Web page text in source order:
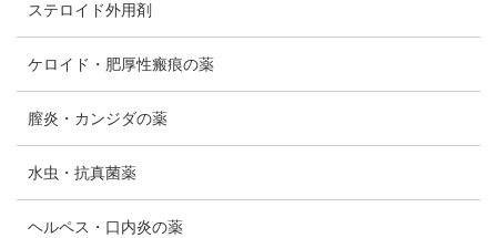
ステロイド外用剤
ケロイド・肥厚性瘢痕の薬
膣炎・カンジダの薬
水虫・抗真菌薬
ヘルペス・口内炎の薬